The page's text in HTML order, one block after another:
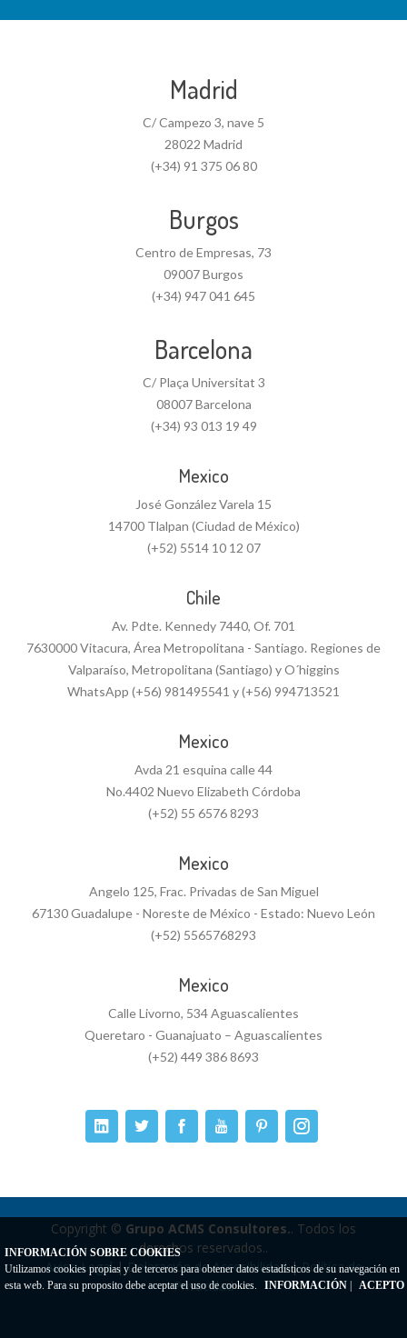
Madrid
C/ Campezo 3, nave 5
28022 Madrid
(+34) 91 375 06 80
Burgos
Centro de Empresas, 73
09007 Burgos
(+34) 947 041 645
Barcelona
C/ Plaça Universitat 3
08007 Barcelona
(+34) 93 013 19 49
Mexico
José González Varela 15
14700 Tlalpan (Ciudad de México)
(+52) 5514 10 12 07
Chile
Av. Pdte. Kennedy 7440, Of. 701
7630000 Vitacura, Área Metropolitana - Santiago. Regiones de
Valparaíso, Metropolitana (Santiago) y O´higgins
WhatsApp (+56) 981495541 y (+56) 994713521
Mexico
Avda 21 esquina calle 44
No.4402 Nuevo Elizabeth Córdoba
(+52) 55 6576 8293
Mexico
Angelo 125, Frac. Privadas de San Miguel
67130 Guadalupe - Noreste de México - Estado: Nuevo León
(+52) 5565768293
Mexico
Calle Livorno, 534 Aguascalientes
Queretaro - Guanajuato – Aguascalientes
(+52) 449 386 8693
Copyright © Grupo ACMS Consultores.. Todos los
derechos reservados..
Aviso Legal|Delaración de Accesibilidad|Política de
Privacidad
INFORMACIÓN SOBRE COOKIES
Utilizamos cookies propias y de terceros para obtener datos estadísticos de su navegación en
esta web. Para su proposito debe aceptar el uso de cookies.
INFORMACIÓN ACEPTO